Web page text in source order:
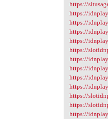
https://
https://
https://
https://
https://
https://
https://
https://
https://
https://
https://
https://
https://